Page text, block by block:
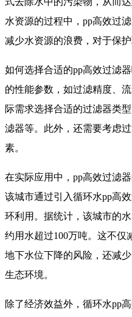
水资源的过程中，pp高效过
减少水资源的浪费，对于保
如何选择合适的pp高效过滤
的性能参数，如过滤精度、
际需求选择合适的过滤器类
滤器等。此外，还需要考虑
素。
在实际应用中，pp高效过滤
该城市通过引入循环水pp高
环利用。据统计，该城市的
约用水超过100万吨。这不仅
地下水位下降的风险，还减
生态环境。
除了经济效益外，循环水pp